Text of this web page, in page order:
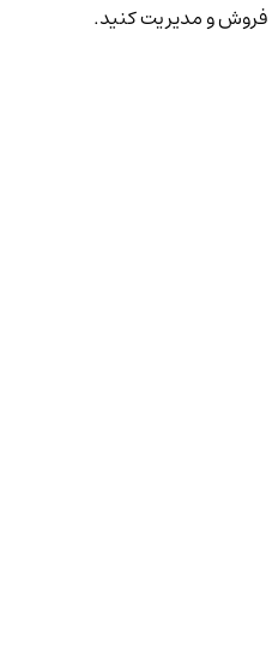
فروش و مدیریت کنید.